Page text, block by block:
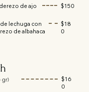
de ajo
$150
lechuga con
de albahaca
$18
0
gr)
$16
0